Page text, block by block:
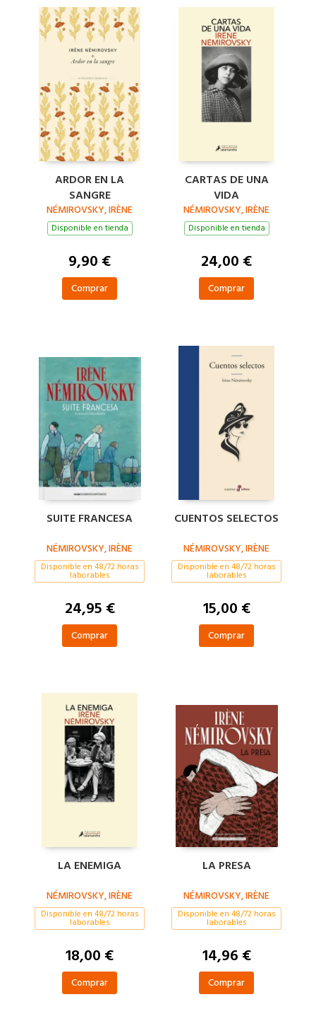
ARDOR EN LA
SANGRE
NÉMIROVSKY, IRÈNE
Disponible en tienda
9,90 €
Comprar
CARTAS DE UNA
VIDA
NÉMIROVSKY, IRÈNE
Disponible en tienda
24,00 €
Comprar
SUITE FRANCESA
NÉMIROVSKY, IRÈNE
Disponible en 48/72 horas
laborables
24,95 €
Comprar
CUENTOS SELECTOS
NÉMIROVSKY, IRÈNE
Disponible en 48/72 horas
laborables
15,00 €
Comprar
LA ENEMIGA
NÉMIROVSKY, IRÈNE
Disponible en 48/72 horas
laborables
18,00 €
Comprar
LA PRESA
NÉMIROVSKY, IRÈNE
Disponible en 48/72 horas
laborables
14,96 €
Comprar